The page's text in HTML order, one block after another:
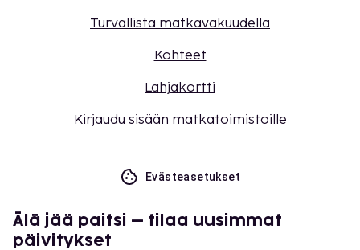
Turvallista matkavakuudella
Kohteet
Lahjakortti
Kirjaudu sisään matkatoimistoille
Evästeasetukset
Älä jää paitsi – tilaa uusimmat
päivitykset